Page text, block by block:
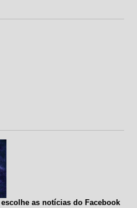
as notícias do Facebook